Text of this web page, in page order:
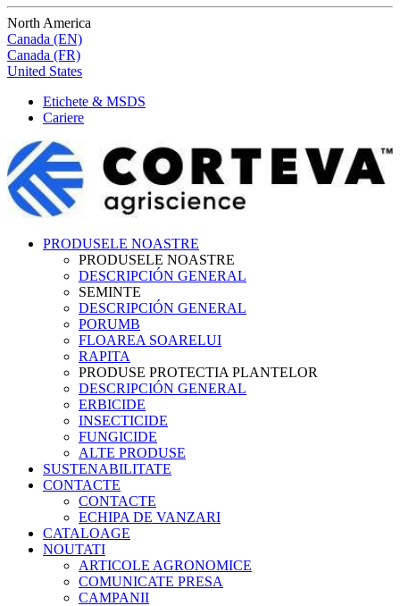
North America
Canada (EN)
Canada (FR)
United States
Etichete & MSDS
Cariere
PRODUSELE NOASTRE
PRODUSELE NOASTRE
DESCRIPCIÓN GENERAL
SEMINTE
DESCRIPCIÓN GENERAL
PORUMB
FLOAREA SOARELUI
RAPITA
PRODUSE PROTECTIA PLANTELOR
DESCRIPCIÓN GENERAL
ERBICIDE
INSECTICIDE
FUNGICIDE
ALTE PRODUSE
SUSTENABILITATE
CONTACTE
CONTACTE
ECHIPA DE VANZARI
CATALOAGE
NOUTATI
ARTICOLE AGRONOMICE
COMUNICATE PRESA
CAMPANII